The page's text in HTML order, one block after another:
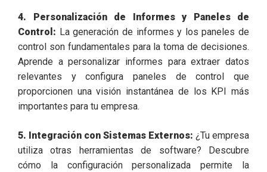
4. Personalización de Informes y Paneles de
Control: La generación de informes y los paneles de
control son fundamentales para la toma de decisiones.
Aprende a personalizar informes para extraer datos
relevantes y configura paneles de control que
proporcionen una visión instantánea de los KPI más
importantes para tu empresa.
5. Integración con Sistemas Externos: ¿Tu empresa
utiliza otras herramientas de software? Descubre
cómo la configuración personalizada permite la